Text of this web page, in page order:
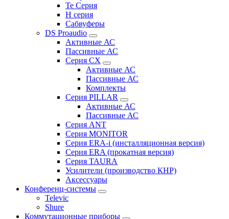
Te Серия
H серия
Сабвуферы
DS Proaudio
Активные АС
Пассивные АС
Серия CX
Активные АС
Пассивные АС
Комплекты
Серия PILLAR
Активные АС
Пассивные АС
Серия ANT
Серия MONITOR
Серия ERA-i (инсталляционная версия)
Серия ERA (прокатная версия)
Серия TAURA
Усилители (производство КНР)
Аксессуары
Конференц-системы
Televic
Shure
Коммутационные приборы